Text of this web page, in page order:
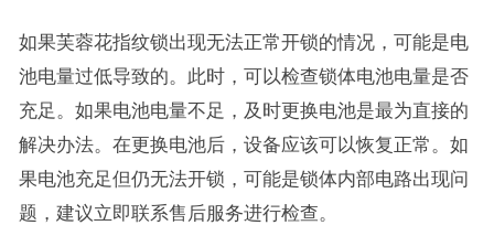
如果芙蓉花指纹锁出现无法正常开锁的情况，可能是电
池电量过低导致的。此时，可以检查锁体电池电量是否
充足。如果电池电量不足，及时更换电池是最为直接的
解决办法。在更换电池后，设备应该可以恢复正常。如
果电池充足但仍无法开锁，可能是锁体内部电路出现问
题，建议立即联系售后服务进行检查。